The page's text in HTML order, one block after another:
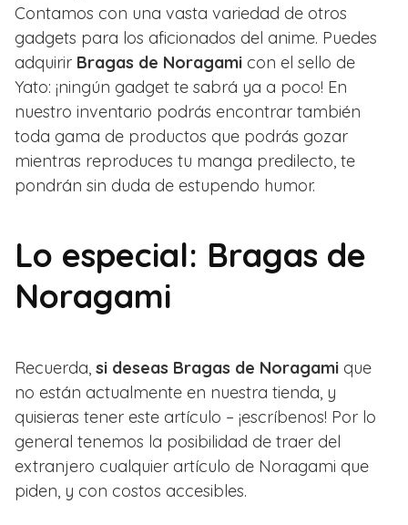
Contamos con una vasta variedad de otros
gadgets para los aficionados del anime. Puedes
adquirir Bragas de Noragami con el sello de
Yato: ¡ningún gadget te sabrá ya a poco! En
nuestro inventario podrás encontrar también
toda gama de productos que podrás gozar
mientras reproduces tu manga predilecto, te
pondrán sin duda de estupendo humor.
Lo especial: Bragas de
Noragami
Recuerda, si deseas Bragas de Noragami que
no están actualmente en nuestra tienda, y
quisieras tener este artículo – ¡escríbenos! Por lo
general tenemos la posibilidad de traer del
extranjero cualquier artículo de Noragami que
piden, y con costos accesibles.